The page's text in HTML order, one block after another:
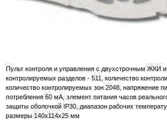
Пульт контроля и управления с двухстрочным ЖКИ
контролируемых разделов - 511, количество
количество контролируемых зон 2048, напряжение
потребления 60 мА, элемент питания часов
защиты оболочкой IP30, диапазон рабочих
размеры 140х114х25 мм